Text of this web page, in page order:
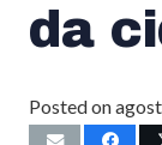
da
Posted on